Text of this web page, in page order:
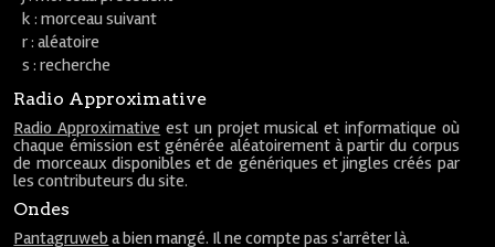
k : morceau suivant
r : aléatoire
s : recherche
Radio Approximative
Radio Approximative est un projet musical et informatique où
chaque émission est générée aléatoirement à partir du corpus
de morceaux disponibles et de génériques et jingles créés par
les contributeurs du site.
Ondes
Pantagruweb a bien mangé. Il ne compte pas s'arrêter là.